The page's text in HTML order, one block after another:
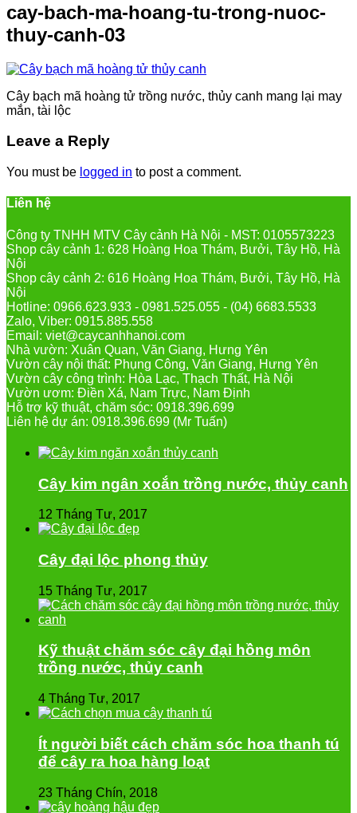
cay-bach-ma-hoang-tu-trong-nuoc-
thuy-canh-03
Cây bạch mã hoàng tử trồng nước, thủy canh mang lại may
mắn, tài lộc
Leave a Reply
You must be logged in to post a comment.
Liên hệ
Công ty TNHH MTV Cây cảnh Hà Nội - MST: 0105573223
Shop cây cảnh 1: 628 Hoàng Hoa Thám, Bưởi, Tây Hồ, Hà
Nội
Shop cây cảnh 2: 616 Hoàng Hoa Thám, Bưởi, Tây Hồ, Hà
Nội
Hotline: 0966.623.933 - 0981.525.055 - (04) 6683.5533
Zalo, Viber: 0915.885.558
Email: viet@caycanhhanoi.com
Nhà vườn: Xuân Quan, Văn Giang, Hưng Yên
Vườn cây nội thất: Phụng Công, Văn Giang, Hưng Yên
Vườn cây công trình: Hòa Lạc, Thạch Thất, Hà Nội
Vườn ươm: Điền Xá, Nam Trực, Nam Định
Hỗ trợ kỹ thuật, chăm sóc: 0918.396.699
Liên hệ dự án: 0918.396.699 (Mr Tuấn)
Cây kim ngân xoắn trồng nước, thủy canh
12 Tháng Tư, 2017
Cây đại lộc phong thủy
15 Tháng Tư, 2017
Kỹ thuật chăm sóc cây đại hồng môn
trồng nước, thủy canh
4 Tháng Tư, 2017
Ít người biết cách chăm sóc hoa thanh tú
để cây ra hoa hàng loạt
23 Tháng Chín, 2018